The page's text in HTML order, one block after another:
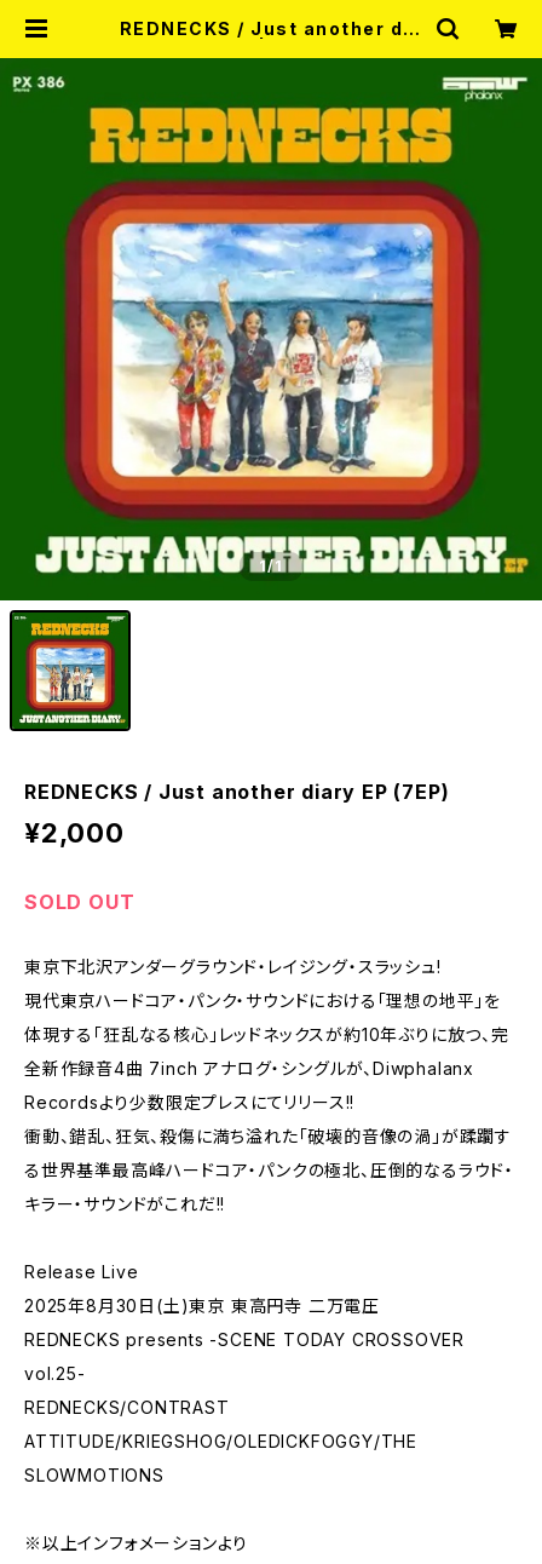
REDNECKS / Just another dia
1/1
REDNECKS / Just another diary EP (7EP)
¥2,000
SOLD OUT
東京下北沢アンダーグラウンド・レイジング・スラッシュ!
現代東京ハードコア・パンク・サウンドにおける「理想の地平」を
体現する「狂乱なる核心」レッドネックスが約10年ぶりに放つ、完
全新作録音4曲 7inch アナログ・シングルが、Diwphalanx
Recordsより少数限定プレスにてリリース!!
衝動、錯乱、狂気、殺傷に満ち溢れた「破壊的音像の渦」が蹂躙す
る世界基準最高峰ハードコア・パンクの極北、圧倒的なるラウド・
キラー・サウンドがこれだ!!
Release Live
2025年8月30日(土)東京 東高円寺 二万電圧
REDNECKS presents -SCENE TODAY CROSSOVER
vol.25-
REDNECKS/CONTRAST
ATTITUDE/KRIEGSHOG/OLEDICKFOGGY/THE
SLOWMOTIONS
※以上インフォメーションより